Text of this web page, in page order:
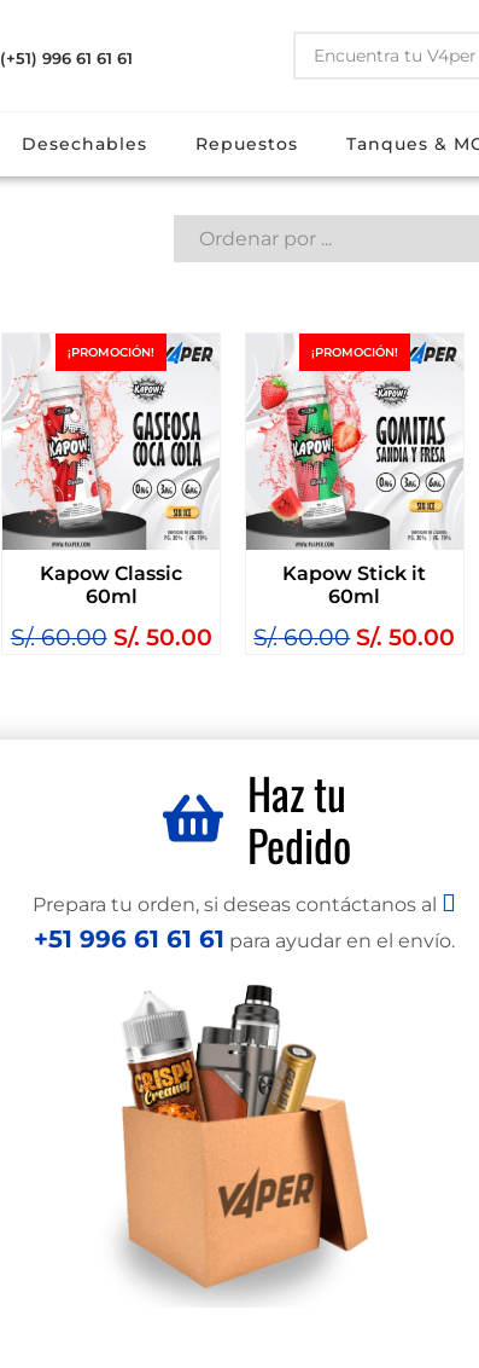
(+51) 996 61 61 61
Desechables Repuestos Tanques &
¡PROMOCIÓN!
Kapow Classic
60ml
S/.60.00 S/. 50.00
¡PROMOCIÓN!
Kapow Stick it
60ml
S/.60.00 S/. 50.00
Haz tu
Pedido
Prepara tu orden, si deseas contáctanos al
+51 996 61 61 61 para ayudar en el envío.